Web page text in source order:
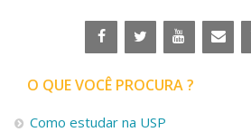
O QUE VOCÊ PROCURA ?
Como estudar na USP